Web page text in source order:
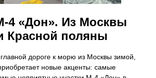
4 «Дон». Из Москвы
Красной поляны
дороге к морю из Москвы зимой,
новые акценты: самые